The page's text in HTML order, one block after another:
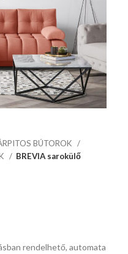
BÚTOROK
BREVIA sarokülő
rendelhető, automata